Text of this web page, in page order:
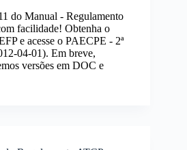
do Manual - Regulamento
facilidade! Obtenha o
e acesse o PAECPE - 2ª
04-01). Em breve,
versões em DOC e